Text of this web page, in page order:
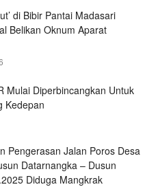
di Bibir Pantai Madasari
Belikan Oknum Aparat
Mulai Diperbincangkan Untuk
Kedepan
Pengerasan Jalan Poros Desa
Datarnangka – Dusun
Diduga Mangkrak